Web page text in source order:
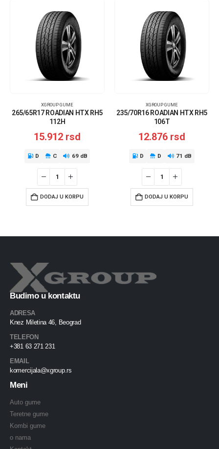
XGROUP GUME
265/65R17 ROADIAN HTX RH5
112H
15.912 rsd
D C 69 dB
DODAJ U KORPU
XGROUP GUME
235/70R16 ROADIAN HTX RH5
106T
12.876 rsd
D D 71 dB
DODAJ U KORPU
Budimo u kontaktu
ADRESA
Knez Miletina 46, Beograd
TELEFON
+381 63 271 231
EMAIL
komercijala@xgroup.rs
Meni
Auto gume
Teretne gume
Kombi gume
o nama